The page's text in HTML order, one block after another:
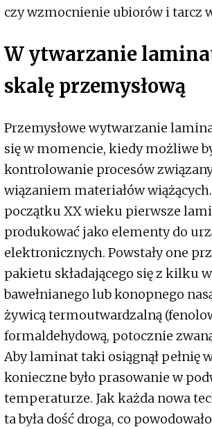
czy wzmocnienie ubiorów i tarcz
W ytwarzanie
skalę przemysłową
Przemysłowe wytwarzanie
się w momencie, kiedy możliwe
kontrolowanie procesów
wiązaniem materiałów
początku XX wieku pierwsze
produkować jako elementy do
elektronicznych. Powstały one
pakietu składającego się z kilku
bawełnianego lub konopnego
żywicą termoutwardzalną
formaldehydową, potocznie
Aby laminat taki osiągnął pełnię
konieczne było prasowanie w
temperaturze. Jak każda nowa
ta była dość droga, co